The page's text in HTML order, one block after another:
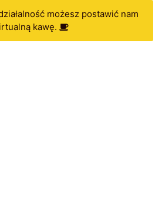
możesz postawić nam
kawę.